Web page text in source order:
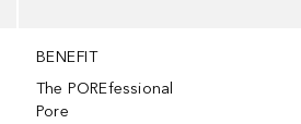
BENEFIT
The POREfessional
Pore